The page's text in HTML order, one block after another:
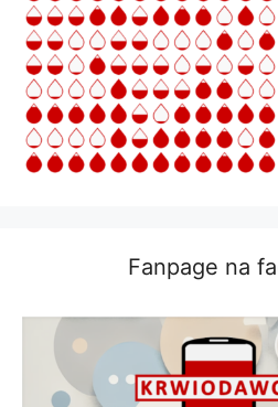
Fanpage na